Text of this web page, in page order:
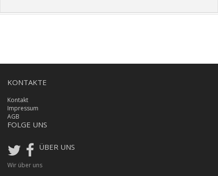
KONTAKTE
Kontakt
Impressum
AGB
FOLGE UNS
ÜBER UNS
Wir über uns